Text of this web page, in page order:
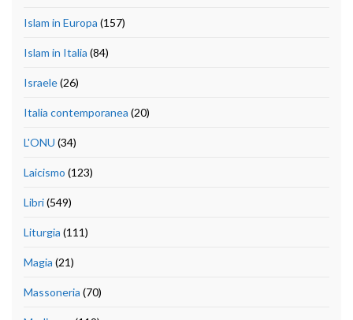
Islam in Europa (157)
Islam in Italia (84)
Israele(26)
Italia contemporanea (20)
L'ONU (34)
Laicismo (123)
Libri(549)
Liturgia (111)
Magia (21)
Massoneria (70)